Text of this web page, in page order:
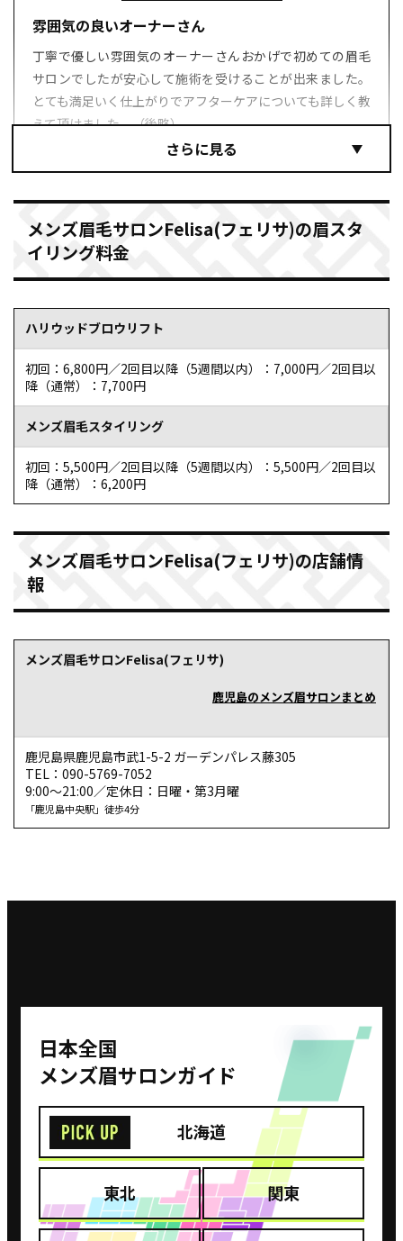
雰囲気の良いオーナーさん
丁寧で優しい雰囲気のオーナーさんおかげで初めての眉毛
サロンでしたが安心して施術を受けることが出来ました。
とても満足いく仕上がりでアフターケアについても詳しく教
えて頂けました。（後略）
引用元：Google Map（https://maps.app.goo.gl/zN38JAxiEZMvCdib7）
oral genさん
説明も相談も施術も満足
最初は緊張していましたが、親身な人柄ですぐに安心する
いただき、施術に関しても満足な結果になりました。また利
用したいと思います。ありがとうございました。
メンズ眉毛サロンFelisa(フェリサ)の眉スタ
イリング料金
ハリウッドブロウリフト
初回：6,800円／2回目以降（5週間以内）：7,000円／2回目以
降（通常）：7,700円
メンズ眉毛スタイリング
初回：5,500円／2回目以降（5週間以内）：5,500円／2回目以
降（通常）：6,200円
メンズ眉毛サロンFelisa(フェリサ)の店舗情
報
メンズ眉毛サロンFelisa(フェリサ)
鹿児島のメンズ眉サロンまとめ
鹿児島県鹿児島市武1-5-2 ガーデンパレス藤305
TEL：090-5769-7052
9:00～21:00／定休日：日曜・第3月曜
「鹿児島中央駅」徒歩4分
⽇本全国
メンズ眉サロンガイド
北海道
東北 関東